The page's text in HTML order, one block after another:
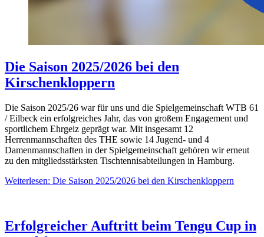
Die Saison 2025/2026 bei den
Kirschenkloppern
Die Saison 2025/26 war für uns und die Spielgemeinschaft WTB 61
/ Eilbeck ein erfolgreiches Jahr, das von großem Engagement und
sportlichem Ehrgeiz geprägt war. Mit insgesamt 12
Herrenmannschaften des THE sowie 14 Jugend- und 4
Damenmannschaften in der Spielgemeinschaft gehören wir erneut
zu den mitgliedsstärksten Tischtennisabteilungen in Hamburg.
Weiterlesen: Die Saison 2025/2026 bei den Kirschenkloppern
Erfolgreicher Auftritt beim Tengu Cup in